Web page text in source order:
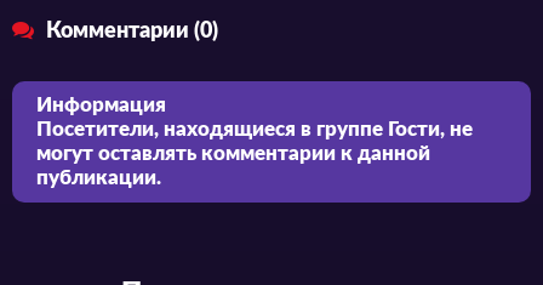
Комментарии (0)
Информация
Посетители, находящиеся в группе Гости, не
могут оставлять комментарии к данной
публикации.